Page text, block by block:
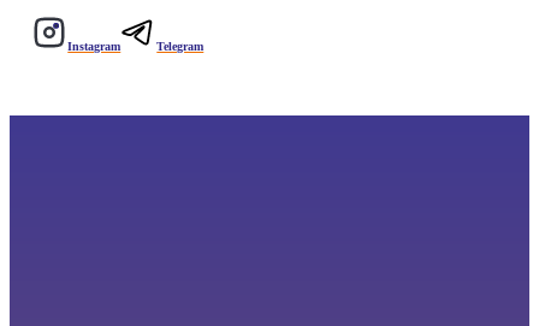
Instagram Telegram